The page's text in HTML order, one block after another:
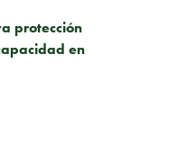
protección
en